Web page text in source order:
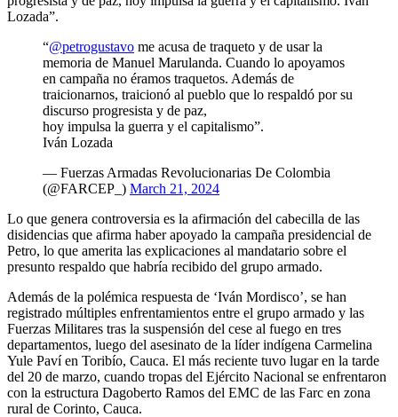
Lozada”.
“@petrogustavo me acusa de traqueto y de usar la
memoria de Manuel Marulanda. Cuando lo apoyamos
en campaña no éramos traquetos. Además de
traicionarnos, traicionó al pueblo que lo respaldó por su
discurso progresista y de paz,
hoy impulsa la guerra y el capitalismo”.
Iván Lozada
— Fuerzas Armadas Revolucionarias De Colombia
(@FARCEP_) March 21, 2024
Lo que genera controversia es la afirmación del cabecilla de las
disidencias que afirma haber apoyado la campaña presidencial de
Petro, lo que amerita las explicaciones al mandatario sobre el
presunto respaldo que habría recibido del grupo armado.
Además de la polémica respuesta de ‘Iván Mordisco’, se han
registrado múltiples enfrentamientos entre el grupo armado y las
Fuerzas Militares tras la suspensión del cese al fuego en tres
departamentos, luego del asesinato de la líder indígena Carmelina
Yule Paví en Toribío, Cauca. El más reciente tuvo lugar en la tarde
del 20 de marzo, cuando tropas del Ejército Nacional se enfrentaron
con la estructura Dagoberto Ramos del EMC de las Farc en zona
rural de Corinto, Cauca.